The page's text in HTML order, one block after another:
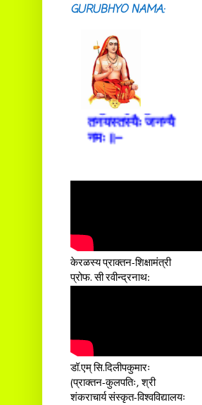
GURUBHYO NAMA:
प्रसूतिसमये दुर्वारशूलव्यथा
शय्या च सांवत्सरी ।
एकस्यापि न गर्भ-भार-भरण-
क्लेशस्य यस्याः क्षमो
दातुं निष्कृतिमुन्नतोऽपि
तनयस्तस्यैः जनन्यै
नमः॥–
केरळस्य प्राक्तन-शिक्षामंत्री
प्रोफ. सी रवीन्द्रनाथ:
डॉ.एम् सि.दिलीपकुमारः
(प्राक्तन-कुलपतिः, श्री
शंकराचार्य संस्कृत-विश्वविद्यालयः